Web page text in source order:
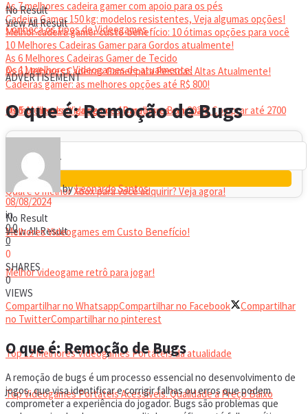
As 7 melhores cadeira gamer com apoio para os pés
Cadeira Gamer 150 kg: modelos resistentes, Veja algumas opções!
Melhor cadeira gamer custo-benefício: 10 ótimas opções para você
10 Melhores Cadeiras Gamer para Gordos atualmente!
As 6 Melhores Cadeiras Gamer de Tecido
As 6 Melhores Cadeiras Gamer para Pessoas Altas Atualmente!
Cadeiras gamer: as melhores opções até R$ 800!
Melhor headset gamer: os 10 melhores em 2024!
No Result
View All Result
Conheça os tipos de Videogames
Os 11 melhores Videogames de atualmente!
Os 5 Melhores Videogames Baratos e Bons para Comprar até 2700
Reais
Qual é o melhor Xbox para você adquirir? Veja agora!
Melhores Videogames em Custo Benefício!
Melhor videogame retrô para jogar!
VIDEOGAMES PORTÁTEIS
Top 12 Melhores Videogames Portáteis da atualidade
Top Videogames Portáteis Acessíveis: Qualidade a Preço Baixo
No Result
View All Result
ADVERTISEMENT
O que é: Remoção de Bugs
byLeonardo Santos
08/08/2024
in
00
0
0
SHARES
0
VIEWS
Compartilhar no WhatsappCompartilhar no Facebook
Compartilhar
no TwitterCompartilhar no pinterest
O que é: Remoção de Bugs
A remoção de bugs é um processo essencial no desenvolvimento de
jogos, que visa identificar e corrigir falhas ou erros que podem
comprometer a experiência do jogador. Bugs são problemas que